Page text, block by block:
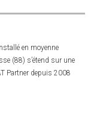
en moyenne
(88) s’étend sur une
Partner depuis 2008